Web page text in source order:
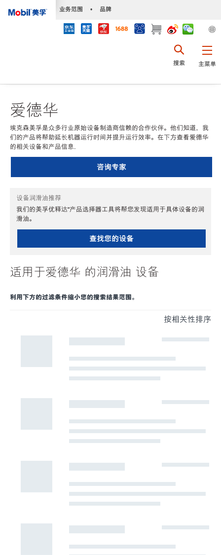
业务范围 • 品牌
主菜单
搜索
爱德华
埃克森美孚是众多行业原始设备制造商信赖的合作伙伴。他们知道，我
们的产品将帮助延长机器运行时间并提升运行效率。在下方查看爱德华
的相关设备和产品信息.
咨询专家
设备润滑油推荐
我们的美孚优释达℠产品选择器工具将帮您发现适用于具体设备的润
滑油。
查找您的设备
适用于爱德华 的润滑油 设备
利用下方的过滤条件缩小您的搜索结果范围。
按相关性排序